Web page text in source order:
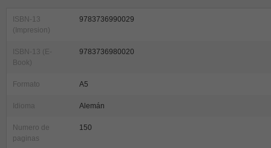
ISBN-13
(Impresion)
9783736990029
ISBN-13 (E-
Book)
9783736980020
Formato A5
Idioma Alemán
Numero de
paginas
150